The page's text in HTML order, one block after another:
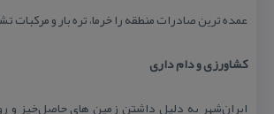
عمده ترین صادرات منطقه را خرما، تره بار و
كشاورزی و دام داری
ایران‌شهر به دلیل داشتن زمین های حاصل‌خیز و